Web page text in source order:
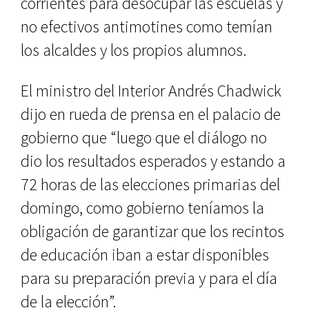
no efectivos antimotines como temían
los alcaldes y los propios alumnos.
El ministro del Interior Andrés Chadwick
dijo en rueda de prensa en el palacio de
gobierno que “luego que el diálogo no
dio los resultados esperados y estando a
72 horas de las elecciones primarias del
domingo, como gobierno teníamos la
obligación de garantizar que los recintos
de educación iban a estar disponibles
para su preparación previa y para el día
de la elección”.